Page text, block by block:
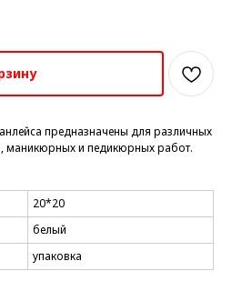
предназначены для различных
маникюрных и педикюрных работ.
20*20
белый
упаковка